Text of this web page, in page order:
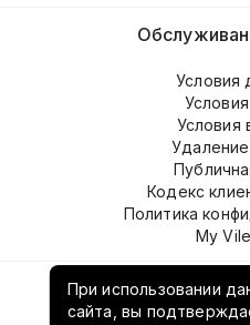
При использовании
сайта, вы
О
Условия
Условия
Удаление
Кодекс
Политика
My